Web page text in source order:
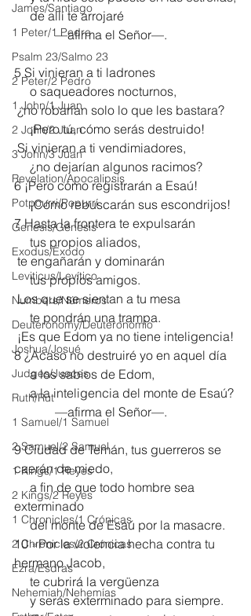
James/Santiago
1 Peter/1 Pedro
Psalm 23/Salmo 23
2 Peter/2 Pedro
1 John/1 Juan
2 John/2 Juan
3 John/3 Juan
Revelation/Apocalipsis
Potpourri/Popurrí
Genesis/Génesis
Exodus/Éxodo
Leviticus/Levítico
Numbers/Números
Deuteronomy/Deuteronomio
Joshua/Josué
Judges/Jueces
Ruth/Rut
1 Samuel/1 Samuel
2 Samuel/2 Samuel
1 Kings/1 Reyes
2 Kings/2 Reyes
1 Chronicles/1 Crónicas
2 Chronicles/2 Crónicas
Ezra/Esdras
Nehemiah/Nehemías
     de allí te arrojaré
             —afirma el Señor—.
5 Si vinieran a ti ladrones
     o saqueadores nocturnos,
¿no robarían solo lo que les bastara?
     ¡Pero tú, cómo serás destruido!
Si vinieran a ti vendimiadores,
     ¿no dejarían algunos racimos?
6 ¡Pero cómo registrarán a Esaú!
     ¡Cómo rebuscarán sus escondrijos!
7 Hasta la frontera te expulsarán
     tus propios aliados,
te engañarán y dominarán
     tus propios amigos.
Los que se sientan a tu mesa
     te pondrán una trampa.
¡Es que Edom ya no tiene inteligencia!
8 ¿Acaso no destruiré yo en aquel día
     a los sabios de Edom,
     a la inteligencia del monte de Esaú?
             —afirma el Señor—.
9 Ciudad de Temán, tus guerreros se
caerán de miedo,
     a fin de que todo hombre sea
exterminado
     del monte de Esaú por la masacre.
10 »Por la violencia hecha contra tu
hermano Jacob,
     te cubrirá la vergüenza
     y serás exterminado para siempre.